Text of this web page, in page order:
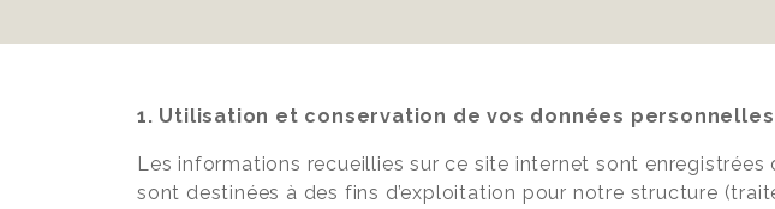
1. Utilisation et conservation de vos données personnelles
Les informations recueillies sur ce site internet sont
sont destinées à des fins d’exploitation pour notre structure